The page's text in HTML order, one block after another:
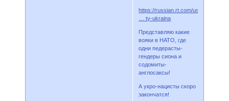
https://russian.rt.com/ussr/news/
… ty-ukraina
Представляю какие
вояки в НАТО, где
одни педерасты-
гендеры сиона и
содомиты-
англосаксы!
А укро-нацисты скоро
закончатся!